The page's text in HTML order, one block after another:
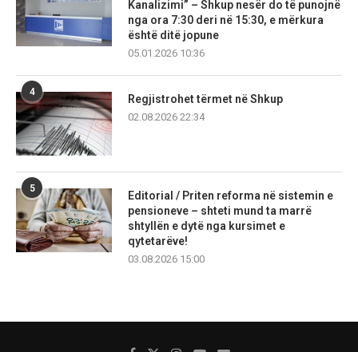
Kanalizimi” – Shkup nesër do të punojnë
nga ora 7:30 deri në 15:30, e mërkura
është ditë jopune
05.01.2026 10:36
4
Regjistrohet tërmet në Shkup
02.08.2026 22:34
5
Editorial / Priten reforma në sistemin e
pensioneve – shteti mund ta marrë
shtyllën e dytë nga kursimet e
qytetarëve!
03.08.2026 15:00